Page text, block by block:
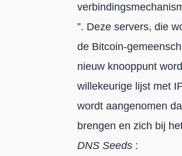
”. Deze servers, die
de Bitcoin-
nieuw knooppunt
willekeurige lijst met
wordt aangenomen
brengen en zich bij
DNS Seeds :